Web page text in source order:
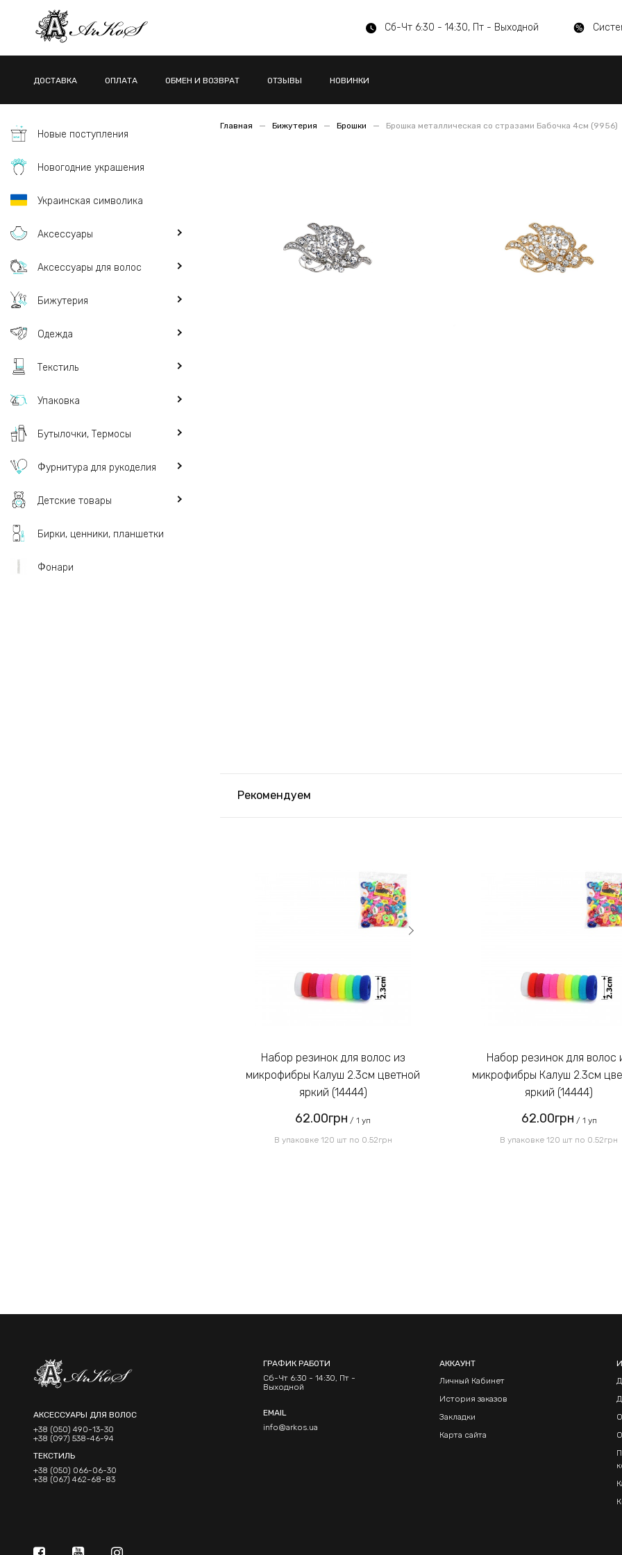
Сб-Чт 6:30 - 14:30, Пт - Выходной
ДОСТАВКА ОПЛАТА ОБМЕН И ВОЗВРАТ ОТЗЫВЫ НОВИНКИ
Новые поступления
Новогодние украшения
Украинская символика
Аксессуары
Аксессуары для волос
Бижутерия
Одежда
Текстиль
Упаковка
Бутылочки, Термосы
Фурнитура для рукоделия
Детские товары
Бирки, ценники, планшетки
Фонари
Главная Бижутерия Брошки Брошка металлическая со стразами Бабочка 4см (9956)
Рекомендуем
Набор резинок для волос из
микрофибры Калуш 2.3см цветной
яркий (14444)
62.00грн / 1 уп
В упаковке 120 шт по 0.52грн
Набор резинок для волос из
микрофибры Калуш 2.3см
яркий (14444)
62.00грн / 1 уп
В упаковке 120 шт по 0.52грн
АКСЕССУАРЫ ДЛЯ ВОЛОС
+38 (050) 490-13-30
+38 (097) 538-46-94
ТЕКСТИЛЬ
+38 (050) 066-06-30
+38 (067) 462-68-83
ГРАФИК РАБОТИ
Сб-Чт 6:30 - 14:30, Пт -
Выходной
EMAIL
info@arkos.ua
АККАУНТ
Личный Кабинет
История заказов
Закладки
Карта сайта